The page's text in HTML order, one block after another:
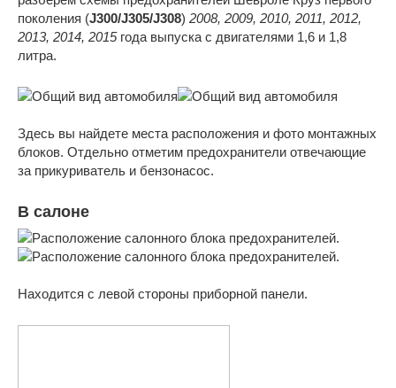
поколения (J300/J305/J308) 2008, 2009, 2010, 2011, 2012,
2013, 2014, 2015года выпуска с двигателями 1,6 и 1,8
литра.
Здесь вы найдете места расположения и фото монтажных
блоков. Отдельно отметим предохранители отвечающие
за прикуриватель и бензонасос.
В салоне
Находится с левой стороны приборной панели.